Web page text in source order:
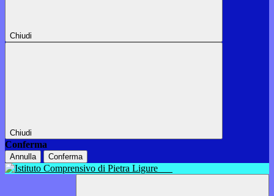
Chiudi
Chiudi
Conferma
Annulla Conferma